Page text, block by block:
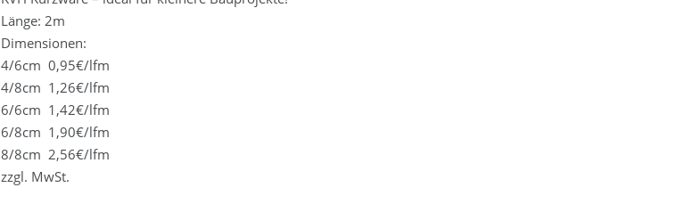
Länge: 2m
Dimensionen:
4/6cm 0,95€/lfm
4/8cm 1,26€/lfm
6/6cm 1,42€/lfm
6/8cm 1,90€/lfm
8/8cm 2,56€/lfm
zzgl. MwSt.